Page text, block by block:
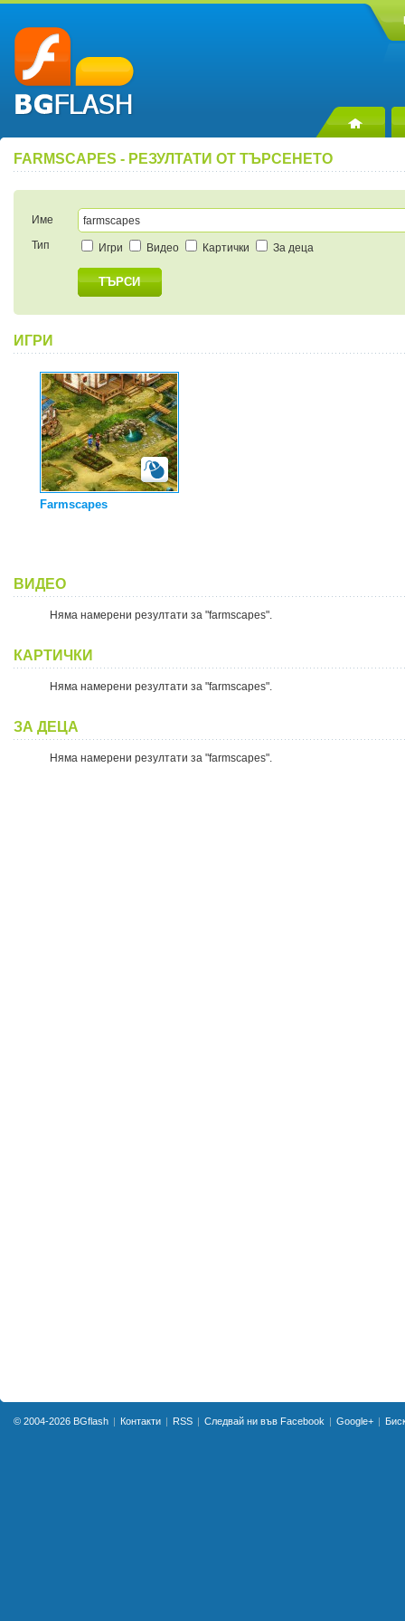
FARMSCAPES - РЕЗУЛТАТИ ОТ ТЪРСЕНЕТО
Име
Тип
Игри Видео Картички За деца
ТЪРСИ
ИГРИ
Farmscapes
ВИДЕО
Няма намерени резултати за "farmscapes".
КАРТИЧКИ
Няма намерени резултати за "farmscapes".
ЗА ДЕЦА
Няма намерени резултати за "farmscapes".
© 2004-2026 BGflash Контакти RSS Следвай ни във Facebook Google+